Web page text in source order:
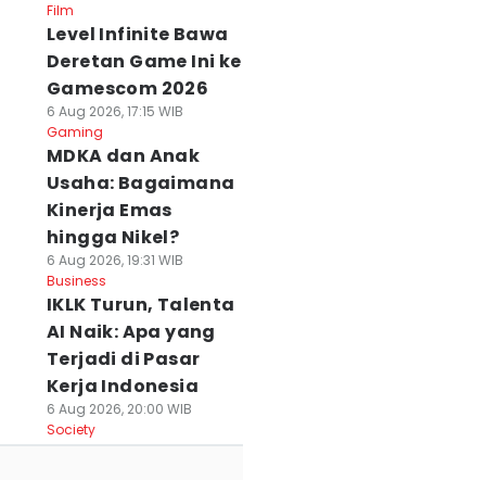
Film
Level Infinite Bawa
Deretan Game Ini ke
Gamescom 2026
6 Aug 2026, 17:15 WIB
Gaming
MDKA dan Anak
Usaha: Bagaimana
Kinerja Emas
hingga Nikel?
6 Aug 2026, 19:31 WIB
Business
IKLK Turun, Talenta
AI Naik: Apa yang
Terjadi di Pasar
Kerja Indonesia
6 Aug 2026, 20:00 WIB
Society